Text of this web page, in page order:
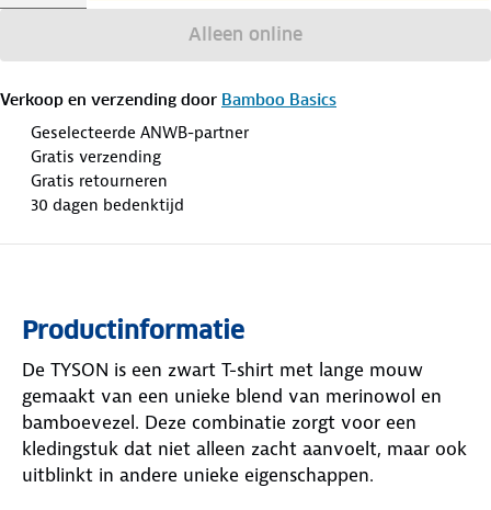
Alleen online
Verkoop en verzending door Bamboo Basics
Geselecteerde ANWB-partner
Gratis verzending
Gratis retourneren
30 dagen bedenktijd
Productinformatie
De TYSON is een zwart T-shirt met lange mouw
gemaakt van een unieke blend van merinowol en
bamboevezel. Deze combinatie zorgt voor een
kledingstuk dat niet alleen zacht aanvoelt, maar ook
uitblinkt in andere unieke eigenschappen.